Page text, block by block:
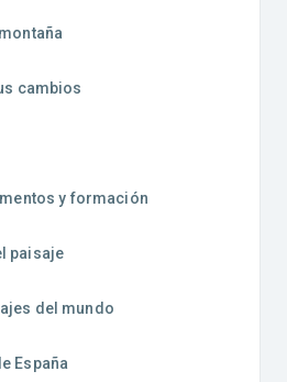
cambios
y formación
paisaje
del mundo
España